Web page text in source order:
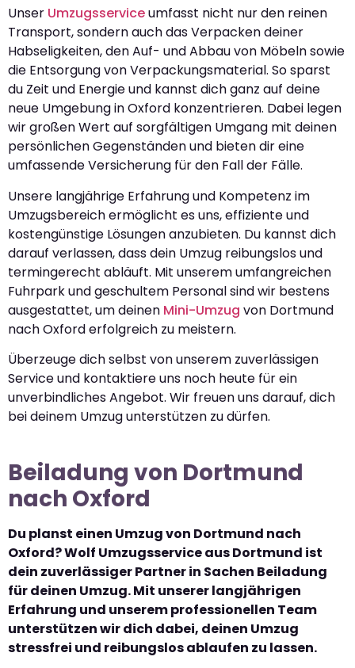
Unser Umzugsserviceumfasst nicht nur den reinen
Transport, sondern auch das Verpacken deiner
Habseligkeiten, den Auf- und Abbau von Möbeln sowie
die Entsorgung von Verpackungsmaterial. So sparst
du Zeit und Energie und kannst dich ganz auf deine
neue Umgebung in Oxford konzentrieren. Dabei legen
wir großen Wert auf sorgfältigen Umgang mit deinen
persönlichen Gegenständen und bieten dir eine
umfassende Versicherung für den Fall der Fälle.
Unsere langjährige Erfahrung und Kompetenz im
Umzugsbereich ermöglicht es uns, effiziente und
kostengünstige Lösungen anzubieten. Du kannst dich
darauf verlassen, dass dein Umzug reibungslos und
termingerecht abläuft. Mit unserem umfangreichen
Fuhrpark und geschultem Personal sind wir bestens
ausgestattet, um deinen Mini-Umzug von Dortmund
nach Oxford erfolgreich zu meistern.
Überzeuge dich selbst von unserem zuverlässigen
Service und kontaktiere uns noch heute für ein
unverbindliches Angebot. Wir freuen uns darauf, dich
bei deinem Umzug unterstützen zu dürfen.
Beiladung von Dortmund
nach Oxford
Du planst einen Umzug von Dortmund nach
Oxford? Wolf Umzugsservice aus Dortmund ist
dein zuverlässiger Partner in Sachen Beiladung
für deinen Umzug. Mit unserer langjährigen
Erfahrung und unserem professionellen Team
unterstützen wir dich dabei, deinen Umzug
stressfrei und reibungslos ablaufen zu lassen.